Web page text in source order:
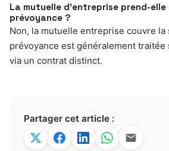
La mutuelle d’entreprise prend-elle
prévoyance ?
Non, la mutuelle entreprise couvre la
prévoyance est généralement
via un contrat distinct.
Partager cet article :